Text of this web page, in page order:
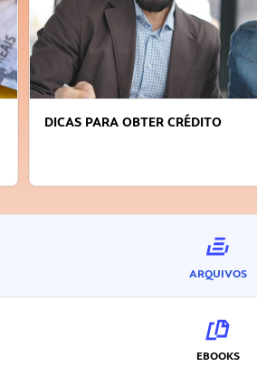
DICAS PARA OBTER CRÉDITO
ARQUIVOS
EBOOKS